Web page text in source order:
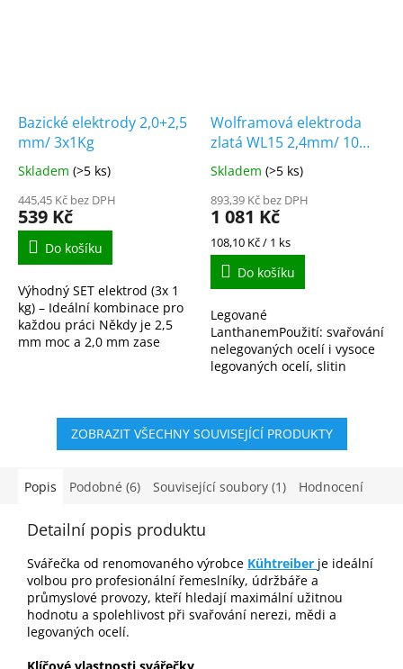
Bazické elektrody 2,0+2,5
mm/ 3x1Kg
Skladem (>5 ks)
445,45 Kč bez DPH
539 Kč
Do košíku
Výhodný SET elektrod (3x 1
kg) – Ideální kombinace pro
každou práci Někdy je 2,5
mm moc a 2,0 mm zase
Wolframová elektroda
zlatá WL15 2,4mm/ 10
kusů
Skladem (>5 ks)
893,39 Kč bez DPH
1 081 Kč
Měrná
cena:
108,10 Kč / 1 ks
Do košíku
Legované
LanthanemPoužití: svařování
nelegovaných ocelí i vysoce
legovaných ocelí, slitin
ZOBRAZIT VŠECHNY SOUVISEJÍCÍ PRODUKTY
Popis Podobné (6) Související soubory (1) Hodnocení
Detailní popis produktu
Svářečka od renomovaného výrobce Kühtreiber je ideální
volbou pro profesionální řemeslníky, údržbáře a
průmyslové provozy, kteří hledají maximální užitnou
hodnotu a spolehlivost při svařování nerezi, mědi a
legovaných ocelí.
Klíčové vlastnosti svářečky